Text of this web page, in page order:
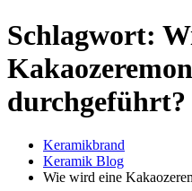
Schlagwort:
durchgeführt?
Keramikbrand
Keramik Blog
Wie wird eine